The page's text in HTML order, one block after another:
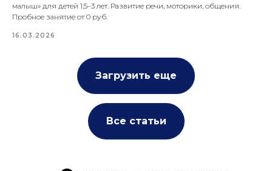
малыш» для детей 1,5–3 лет. Развитие речи, моторики, общения.
Пробное занятие от 0 руб.
16.03.2026
Загрузить еще
Все статьи